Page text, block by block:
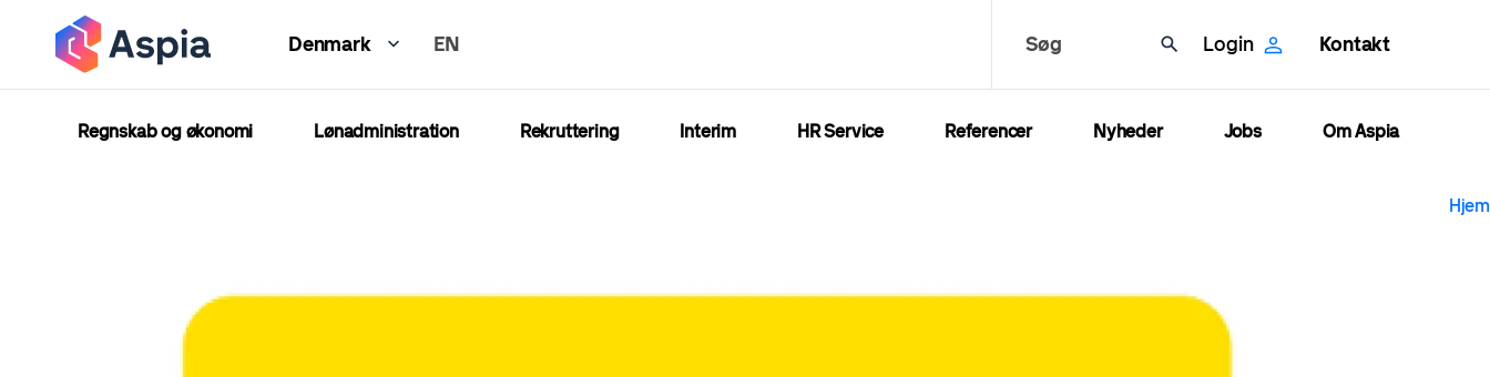
hovedindhold
Denmark EN Søg Login Kontakt
Regnskab og økonomi Lønadministration Rekruttering Interim HR Service Referencer Nyheder Jobs Om Aspia
Hjem